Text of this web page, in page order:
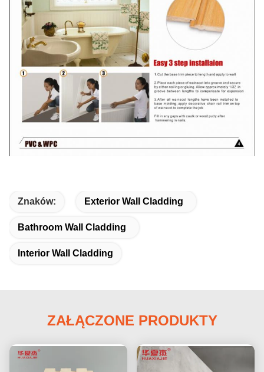
Znaków: Exterior Wall Cladding
Bathroom Wall Cladding
Interior Wall Cladding
ZAŁĄCZONE PRODUKTY